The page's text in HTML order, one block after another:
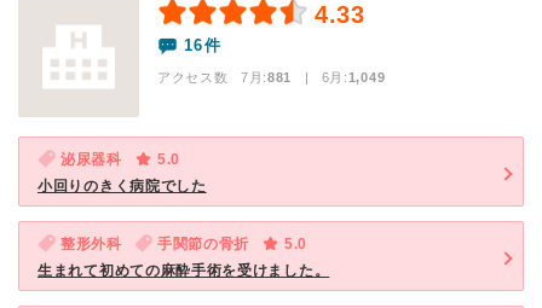
4.33
16件
アクセス数 7月:881 | 6月:1,049
泌尿器科
5.0
小回りのきく病院でした
整形外科 手関節の骨折
5.0
生まれて初めての麻酔手術を受けました。